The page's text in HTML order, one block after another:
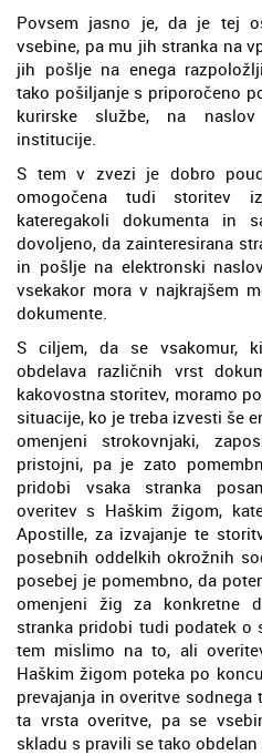
Povsem jasno je, da je tej
vsebine, pa mu jih stranka na
jih pošlje na enega
tako pošiljanje s priporočeno
kurirske službe, na naslov
institucije.
S tem v zvezi je dobro
omogočena tudi storitev
kateregakoli dokumenta in
dovoljeno, da zainteresirana
in pošlje na elektronski
vsekakor mora v najkrajšem
dokumente.
S ciljem, da se vsakomur,
obdelava različnih vrst
kakovostna storitev, moramo
situacije, ko je treba izvesti še
omenjeni strokovnjaki,
pristojni, pa je zato
pridobi vsaka stranka
overitev s Haškim žigom,
Apostille, za izvajanje te
posebnih oddelkih okrožnih
posebej je pomembno, da
omenjeni žig za konkretne
stranka pridobi tudi podatek o
tem mislimo na to, ali
Haškim žigom poteka po
prevajanja in overitve sodnega
ta vrsta overitve, pa se
skladu s pravili se tako